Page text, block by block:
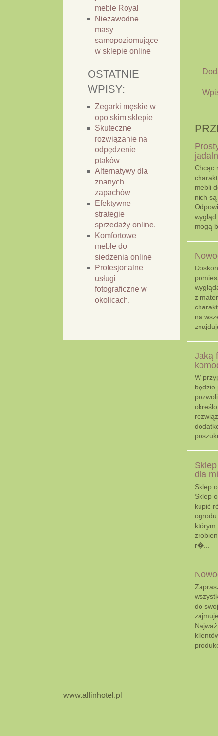
meble Royal
Niezawodne
masy
samopoziomujące
w sklepie online
OSTATNIE
WPISY:
Zegarki męskie w
opolskim sklepie
Skuteczne
rozwiązanie na
odpędzenie
ptaków
Alternatywy dla
znanych
zapachów
Efektywne
strategie
sprzedaży online.
Komfortowe
meble do
siedzenia online
Profesjonalne
usługi
fotograficzne w
okolicach.
Chcąc
mebli
nich
wygląd
mogą
z
na
Jaką
W
będzie
dla
Sklep
Sklep
kupić
którym
r�...
do
www.allinhotel.pl